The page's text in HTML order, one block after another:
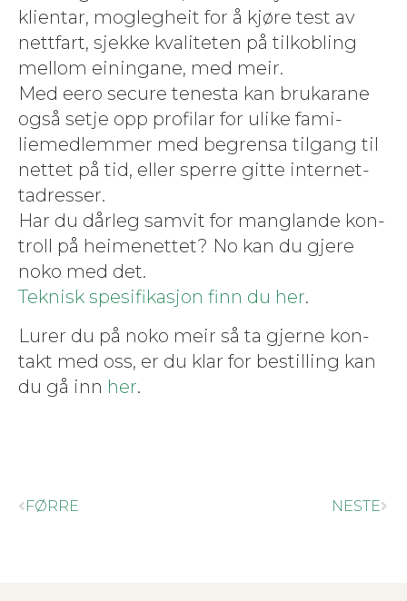
klien­tar, moglegheit for å kjøre test av
net­t­fart, sjekke kvaliteten på tilkobling
mel­lom einingane, med meir.
Med eero secure ten­es­ta kan brukarane
også set­je opp pro­fi­lar for ulike fam­i­
liemedlem­mer med begren­sa til­gang til
net­tet på tid, eller sperre gitte inter­net­
tadress­er.
Har du dår­leg samvit for mang­lande kon­
troll på heimenet­tet? No kan du gjere
noko med det.
Teknisk spe­si­fikasjon finn du her.
Lur­er du på noko meir så ta gjerne kon­
takt med oss, er du klar for bestill­ing kan
du gå inn her.
FØRRE NESTE